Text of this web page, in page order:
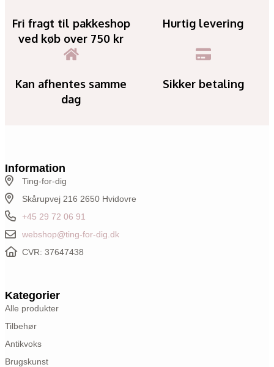
Fri fragt til pakkeshop
ved køb over 750 kr
Hurtig levering
Kan afhentes samme
dag
Sikker betaling
Information
Ting-for-dig
Skårupvej 216 2650 Hvidovre
+45 29 72 06 91
webshop@ting-for-dig.dk
CVR: 37647438
Kategorier
Alle produkter
Tilbehør
Antikvoks
Brugskunst